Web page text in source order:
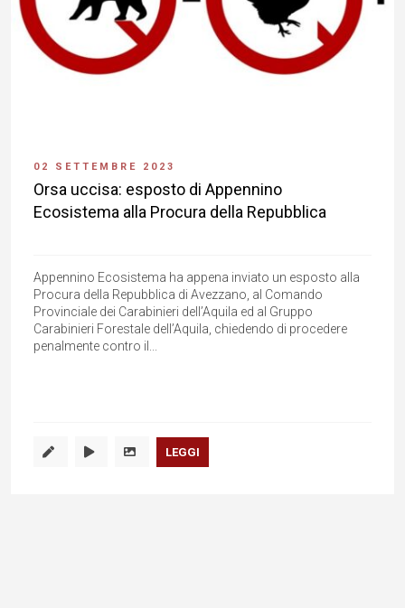
02 SETTEMBRE 2023
Orsa uccisa: esposto di Appennino
Ecosistema alla Procura della Repubblica
Appennino Ecosistema ha appena inviato un esposto alla
Procura della Repubblica di Avezzano, al Comando
Provinciale dei Carabinieri dell’Aquila ed al Gruppo
Carabinieri Forestale dell’Aquila, chiedendo di procedere
penalmente contro il...
LEGGI